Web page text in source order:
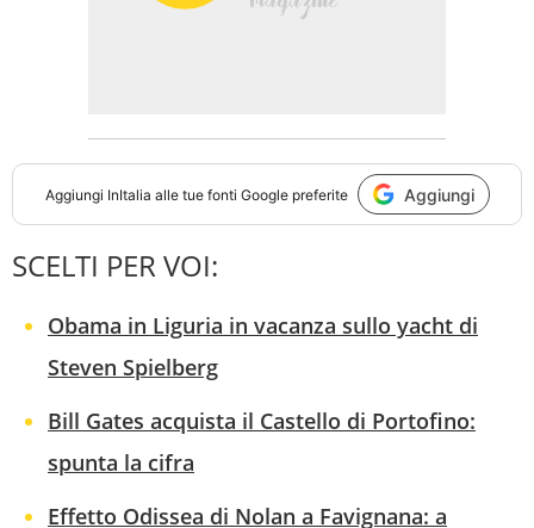
Aggiungi InItalia alle tue fonti Google preferite Aggiungi
SCELTI PER VOI:
Obama in Liguria in vacanza sullo yacht di
Steven Spielberg
Bill Gates acquista il Castello di Portofino:
spunta la cifra
Effetto Odissea di Nolan a Favignana: a